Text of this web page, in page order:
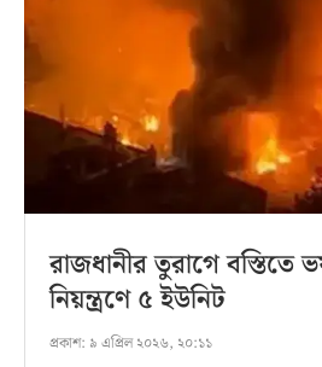
রাজধানীর তুরাগে
নিয়ন্ত্রণে ৫ ইউনিট
প্রকাশ: ৯ এপ্রিল ২০২৬, ২০:১১